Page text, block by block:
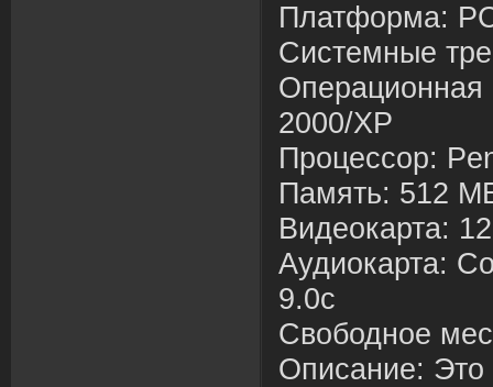
Платформа:
Системные
Операционная
2000/XP
Процессор:
Память: 512
Видеокарта:
Аудиокарта:
9.0c
Свободное
Описание: